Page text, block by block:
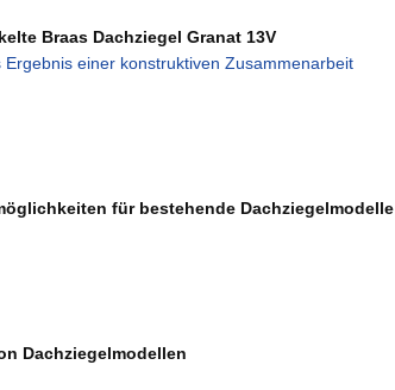
Braas Dachziegel Granat 13V
Ergebnis einer konstruktiven Zusammenarbeit
für bestehende Dachziegelmodelle
Dachziegelmodellen